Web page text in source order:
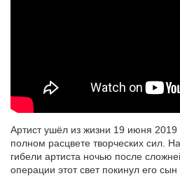
Артист ушёл из жизни 19 июня 2019
полном расцвете творческих сил.
гибели артиста ночью после
операции этот свет покинул его сын